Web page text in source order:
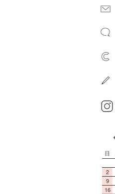
日
2
9
16